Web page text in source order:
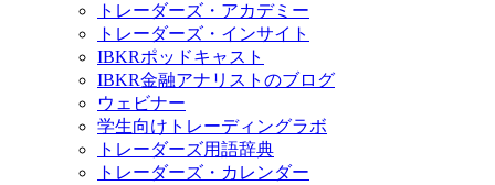
トレーダーズ・アカデミー
トレーダーズ・インサイト
IBKRポッドキャスト
IBKR金融アナリストのブログ
ウェビナー
学生向けトレーディングラボ
トレーダーズ用語辞典
トレーダーズ・カレンダー